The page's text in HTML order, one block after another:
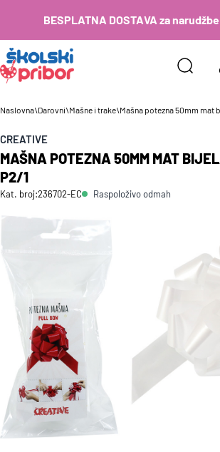
BESPLATNA DOSTAVA za
Naslovna\Darovni\Mašne i trake\Mašna potezna 50mm mat
CREATIVE
MAŠNA POTEZNA 50MM MAT
P2/1
Kat. broj:236702-EC Raspoloživo odmah